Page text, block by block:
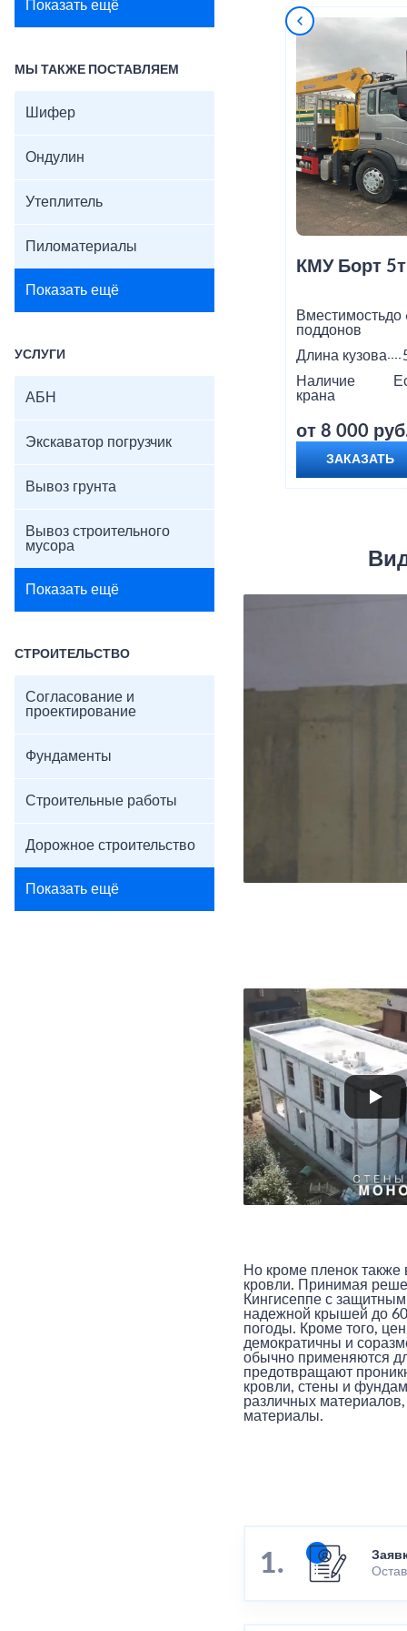
Показать ещё
МЫ ТАКЖЕ ПОСТАВЛЯЕМ
Шифер
Ондулин
Утеплитель
Пиломатериалы
Показать ещё
УСЛУГИ
АБН
Экскаватор погрузчик
Вывоз грунта
Вывоз строительного
мусора
Показать ещё
СТРОИТЕЛЬСТВО
Согласование и
проектирование
Фундаменты
Строительные работы
Дорожное строительство
Показать ещё
КМУ Борт 5т
Вместимость
поддонов
до
Длина кузова
Наличие
крана
от 8 000
ЗАКАЗАТЬ
Но кроме пленок
кровли. Принимая
Кингисеппе с
надежной крышей до 60
погоды. Кроме того,
демократичны и
обычно применяются
предотвращают
кровли, стены и
различных
материалы.